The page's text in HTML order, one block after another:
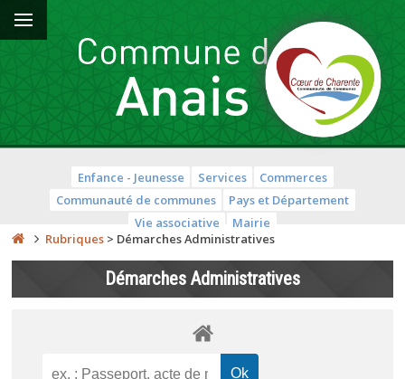
Enfance - Jeunesse Services
Commerces
Communauté de communes
Pays et Département
Vie associative
Mairie
Rubriques > Démarches Administratives
Démarches Administratives